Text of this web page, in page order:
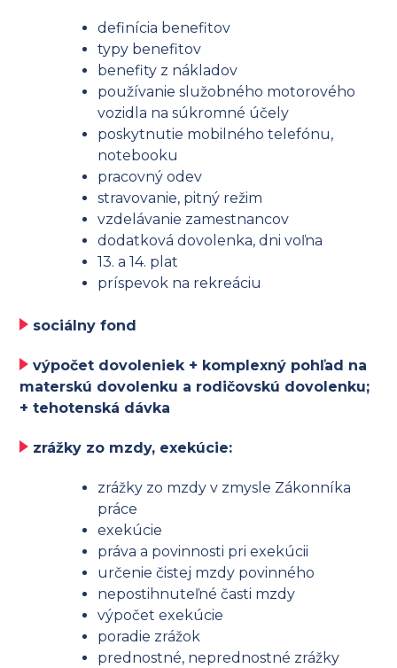
definícia benefitov
typy benefitov
benefity z nákladov
používanie služobného motorového
vozidla na súkromné účely
poskytnutie mobilného telefónu,
notebooku
pracovný odev
stravovanie, pitný režim
vzdelávanie zamestnancov
dodatková dovolenka, dni voľna
13. a 14. plat
príspevok na rekreáciu
sociálny fond
výpočet dovoleniek + komplexný pohľad na
materskú dovolenku a rodičovskú dovolenku;
+ tehotenská dávka
zrážky zo mzdy, exekúcie:
zrážky zo mzdy v zmysle Zákonníka
práce
exekúcie
práva a povinnosti pri exekúcii
určenie čistej mzdy povinného
nepostihnuteľné časti mzdy
výpočet exekúcie
poradie zrážok
prednostné, neprednostné zrážky